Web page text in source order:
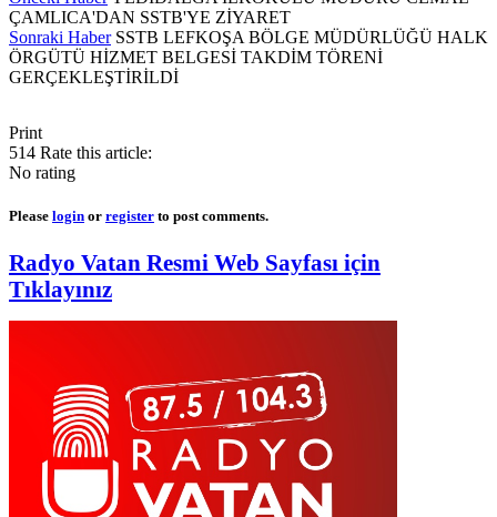
ÇAMLICA'DAN SSTB'YE ZİYARET
Sonraki Haber SSTB LEFKOŞA BÖLGE MÜDÜRLÜĞÜ HALK
ÖRGÜTÜ HİZMET BELGESİ TAKDİM TÖRENİ
GERÇEKLEŞTİRİLDİ
Print
514 Rate this article:
No rating
Please login or register to post comments.
Radyo Vatan Resmi Web Sayfası için
Tıklayınız